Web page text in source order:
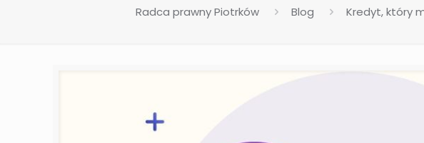
Radca prawny Piotrków Blog Kredyt, który